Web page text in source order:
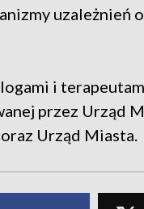
uzależnień
i
przez Urząd
Urząd Miasta.